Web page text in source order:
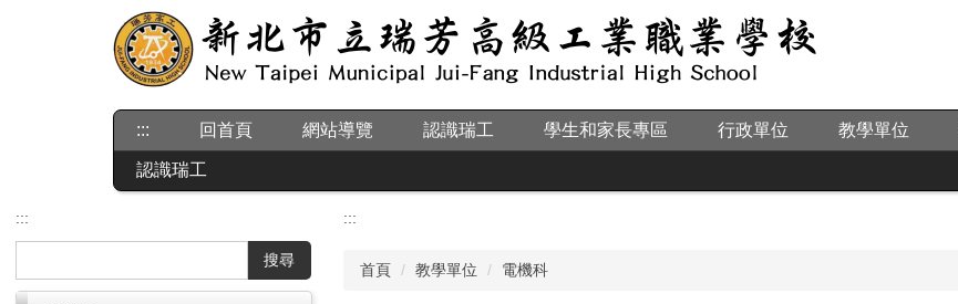
::: 回首頁 網站導覽 認識瑞工 學生和家長專區 行政單位 教學單位
認識瑞工
:::
搜尋
:::
首頁 教學單位 電機科